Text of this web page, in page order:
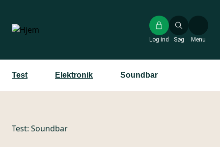
hovedindhold
Søg
Log ind Menu
Test Elektronik Soundbar
Test: Soundbar